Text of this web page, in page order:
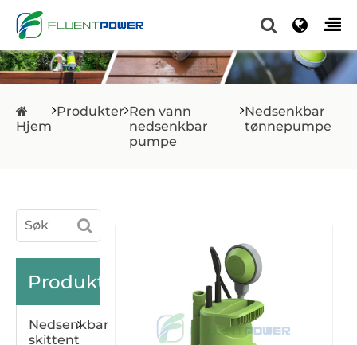
Hjem
Produkter Ren vann
nedsenkbar
pumpe
Nedsenkbar
tønnepumpe
Produkter
Nedsenkbar
skittent